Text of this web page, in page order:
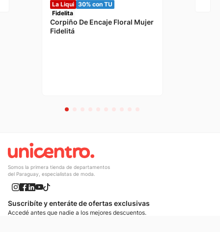
La Liqui 30% con TU
Fidelita
Corpiño De Encaje Floral Mujer
Fidelitá
Somos la primera tienda de departamentos
del Paraguay, especialistas de moda.
Suscribíte y enteráte de ofertas exclusivas
Accedé antes que nadie a los mejores descuentos.